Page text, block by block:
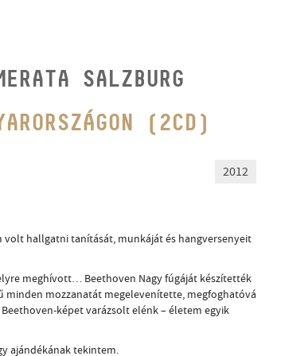
SALZBURG
(2CD)
2012
hallgatni tanítását, munkáját és hangversenyeit
meghívott… Beethoven Nagy fúgáját készítették
minden mozzanatát megelevenítette, megfoghatóvá
képet varázsolt elénk – életem egyik
ajándékának tekintem.